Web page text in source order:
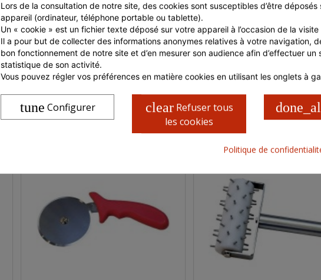
CARACTÉRISTIQUES COLIS
Poids net en Kg
0.945
Poids brut en Kg
Lors de la consultation de notre site, des cookies sont susceptibles d’être déposés
appareil (ordinateur, téléphone portable ou tablette).
Un « cookie » est un fichier texte déposé sur votre appareil à l’occasion de la
Il a pour but de collecter des informations anonymes relatives à votre navigation,
bon fonctionnement de notre site et d’en mesurer son audience afin d’effectuer un
statistique de son activité.
Vous pouvez régler vos préférences en matière cookies en utilisant les onglets à
clear Refuser tous
les cookies
tune Configurer
Politique de